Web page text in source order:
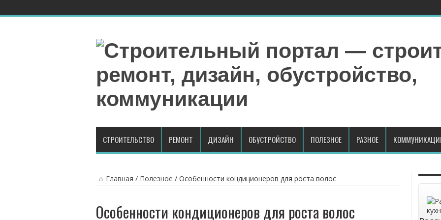
СТРОИТЕЛЬСТВО РЕМОНТ ДИЗАЙН ОБУСТРОЙСТВО ПОЛЕЗНОЕ РАЗНОЕ
Главная / Полезное / Особенности кондиционеров для роста волос
Особенности кондиционеров для роста волос